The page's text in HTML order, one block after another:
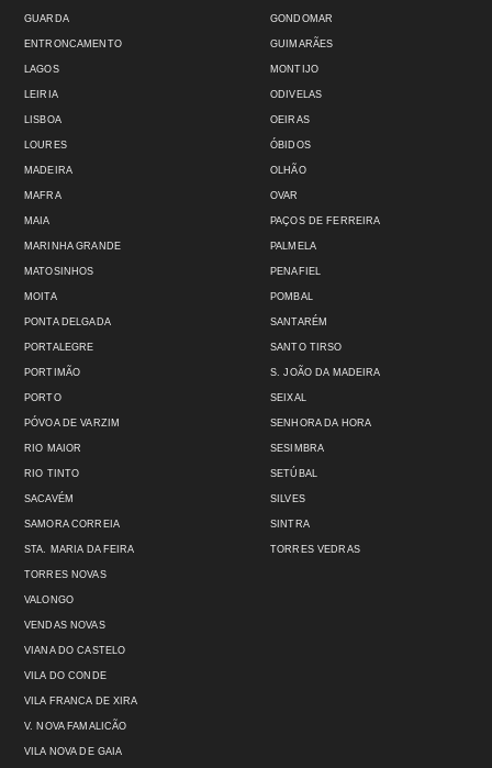
GUARDA
ENTRONCAMENTO
GONDOMAR
GUIMARÃES
LAGOS
LEIRIA
LISBOA
LOURES
MADEIRA
MAFRA
MAIA
MARINHA GRANDE
MATOSINHOS
MOITA
MONTIJO
ODIVELAS
OEIRAS
ÓBIDOS
OLHÃO
OVAR
PAÇOS DE FERREIRA
PALMELA
PENAFIEL
POMBAL
PONTA DELGADA
PORTALEGRE
PORTIMÃO
PORTO
PÓVOA DE VARZIM
RIO MAIOR
RIO TINTO
SACAVÉM
SAMORA CORREIA
STA. MARIA DA FEIRA
SANTARÉM
SANTO TIRSO
S. JOÃO DA MADEIRA
SEIXAL
SENHORA DA HORA
SESIMBRA
SETÚBAL
SILVES
SINTRA
TORRES VEDRAS
TORRES NOVAS
VALONGO
VENDAS NOVAS
VIANA DO CASTELO
VILA DO CONDE
VILA FRANCA DE XIRA
V. NOVA FAMALICÃO
VILA NOVA DE GAIA